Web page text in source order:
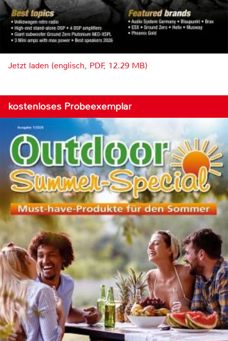
Jetzt laden (englisch, PDF, 12.29 MB)
kostenloses Probeexemplar